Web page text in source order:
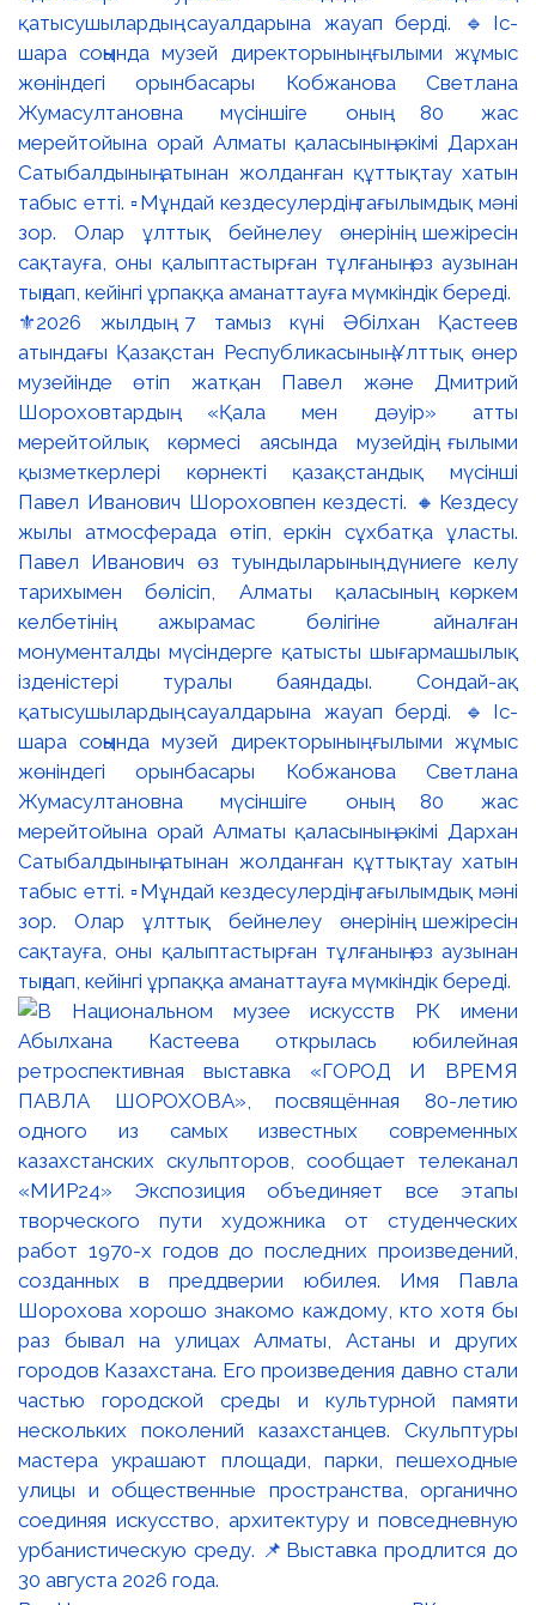
⚜️2026 жылдың 7 тамыз күні Әбілхан Қастеев
атындағы Қазақстан Республикасының Ұлттық өнер
музейінде өтіп жатқан Павел және Дмитрий
Шороховтардың «Қала мен дәуір» атты
мерейтойлық көрмесі аясында музейдің ғылыми
қызметкерлері көрнекті қазақстандық мүсінші
Павел Иванович Шороховпен кездесті. 🔸Кездесу
жылы атмосферада өтіп, еркін сұхбатқа ұласты.
Павел Иванович өз туындыларының дүниеге келу
тарихымен бөлісіп, Алматы қаласының көркем
келбетінің ажырамас бөлігіне айналған
монументалды мүсіндерге қатысты шығармашылық
ізденістері туралы баяндады. Сондай-ақ
қатысушылардың сауалдарына жауап берді. 🔹Іс-
шара соңында музей директорының ғылыми жұмыс
жөніндегі орынбасары Кобжанова Светлана
Жумасултановна мүсіншіге оның 80 жас
мерейтойына орай Алматы қаласының әкімі Дархан
Сатыбалдының атынан жолданған құттықтау хатын
табыс етті. ▫️Мұндай кездесулердің тағылымдық мәні
зор. Олар ұлттық бейнелеу өнерінің шежіресін
сақтауға, оны қалыптастырған тұлғаның өз аузынан
тыңдап, кейінгі ұрпаққа аманаттауға мүмкіндік береді.